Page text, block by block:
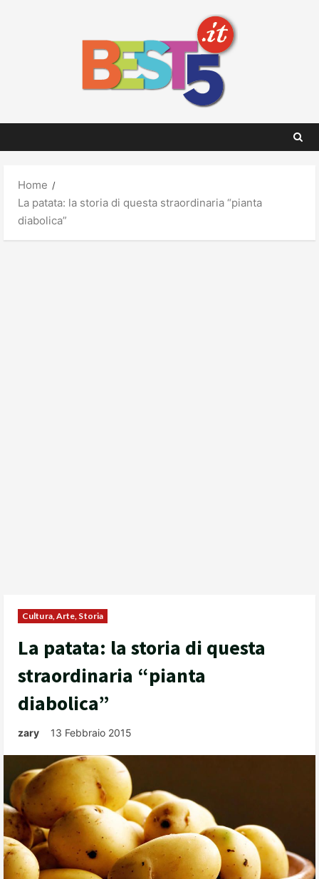
Home
La patata: la storia di questa straordinaria “pianta
diabolica”
Cultura, Arte, Storia
La patata: la storia di questa
straordinaria “pianta
diabolica”
zary 13 Febbraio 2015